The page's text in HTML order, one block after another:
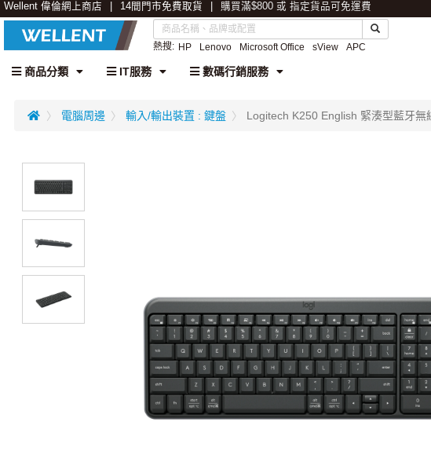
Wellent 偉倫網上商店 14間門市免費取貨 購買滿$800 或 指定貨品可免運費
熱搜: HP Lenovo Microsoft Office sView APC
商品分類 IT服務 數碼行銷服務
電腦周邊 輸入/輸出裝置 : 鍵盤 Logitech K250 English 緊湊型藍牙